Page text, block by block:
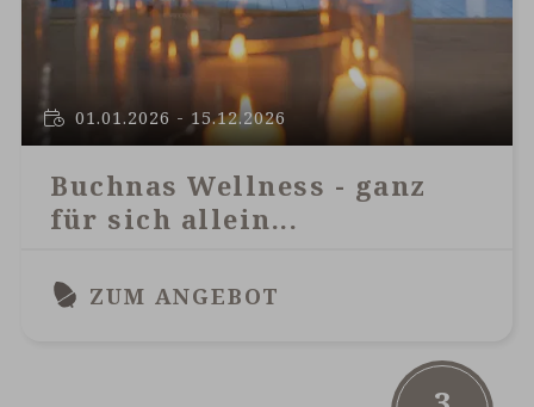
01.01.2026 - 15.12.2026
Buchnas Wellness - ganz
für sich allein...
ZUM ANGEBOT